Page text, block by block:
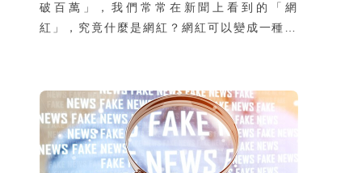
破百萬」，我們常常在新聞上看到的「網
紅」，究竟什麼是網紅？網紅可以變成一種職